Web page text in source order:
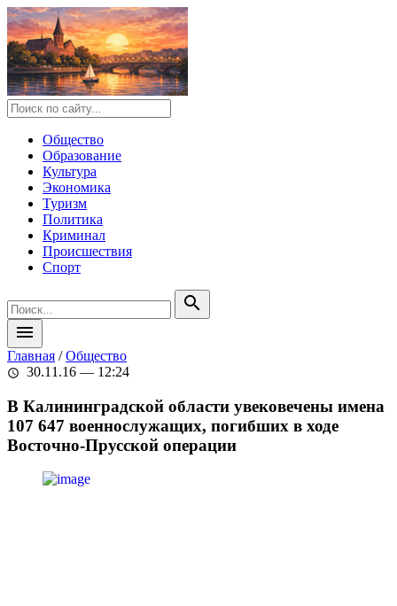
Общество
Образование
Культура
Экономика
Туризм
Политика
Криминал
Происшествия
Спорт
search
menu
Главная /Общество
schedule 30.11.16 — 12:24
В Калининградской области увековечены имена
107 647 военнослужащих, погибших в ходе
Восточно-Прусской операции